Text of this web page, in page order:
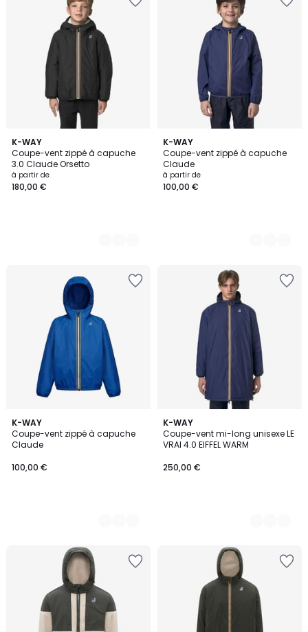
K-WAY
Coupe-vent zippé à capuche
3.0 Claude Orsetto
à partir de
180,00 €
3
Couleurs
K-WAY
Coupe-vent zippé à capuche
Claude
à partir de
100,00 €
2
Couleurs
K-WAY
Coupe-vent zippé à capuche
Claude
100,00 €
3
Couleurs
K-WAY
Coupe-vent mi-long unisexe LE
VRAI 4.0 EIFFEL WARM
250,00 €
2
Couleurs